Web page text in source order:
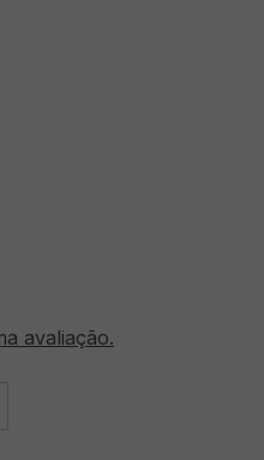
avaliação.